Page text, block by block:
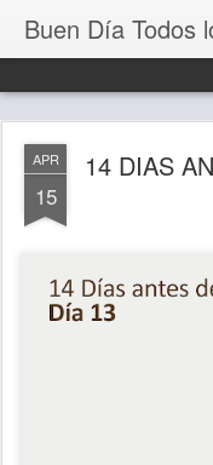
Buen Día Todos
APR
15
14 DIAS